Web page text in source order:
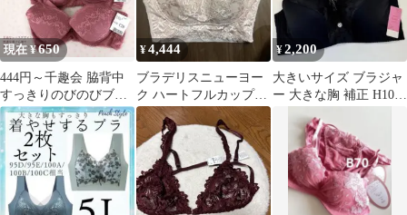
カバー 胸元ラインカバ
ー ベアトップ ホワイト
現在 ¥650
444円～千趣会 脇背中
すっきりのびのびブラ
脇高 2枚
¥4,444
ブラデリスニューヨー
ク ハートフルカップカ
シュクールブラ25
¥2,200
大きいサイズ ブラジャ
ー 大きな胸 補正 H105